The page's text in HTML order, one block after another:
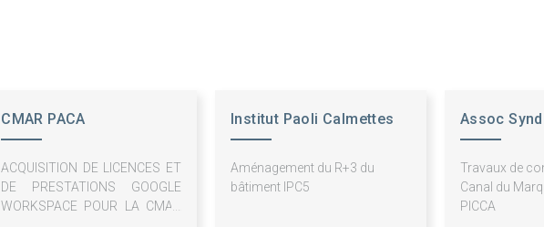
CMAR PACA
ACQUISITION DE LICENCES ET
DE PRESTATIONS GOOGLE
WORKSPACE POUR LA CMAR
Institut Paoli Calmettes
Aménagement du R+3 du
bâtiment IPC5
Assoc
Travaux de
Canal du
PICCA